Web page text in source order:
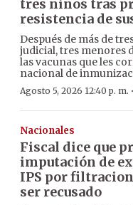
tres niños tras
resistencia de
Después de más de
judicial, tres menores
las vacunas que les
nacional de
Agosto 5, 2026 12:40 p. m.
Nacionales
Fiscal dice que
imputación de
IPS por
ser recusado